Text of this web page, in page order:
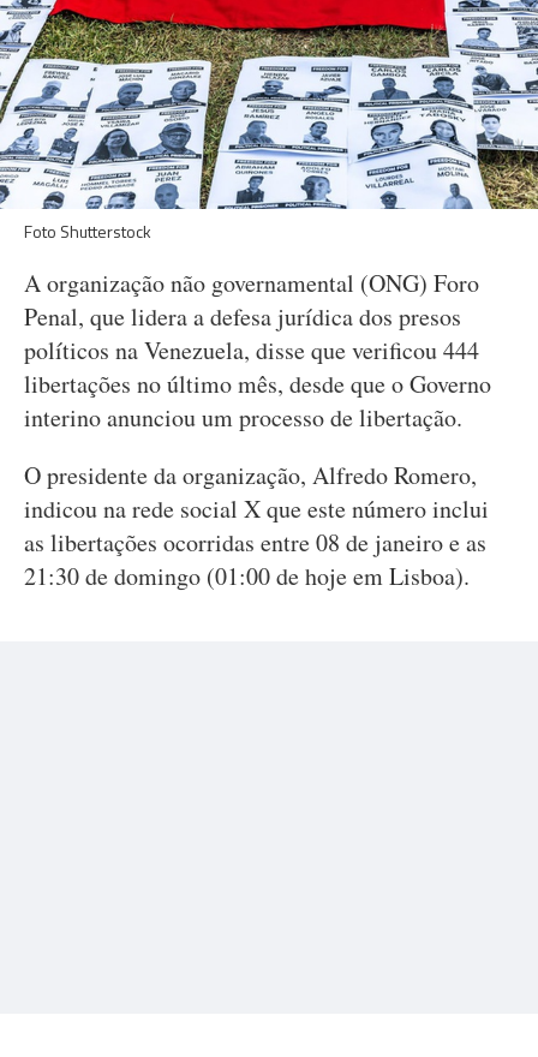
Foto Shutterstock
A organização não governamental (ONG) Foro
Penal, que lidera a defesa jurídica dos presos
políticos na Venezuela, disse que verificou 444
libertações no último mês, desde que o Governo
interino anunciou um processo de libertação.
O presidente da organização, Alfredo Romero,
indicou na rede social X que este número inclui
as libertações ocorridas entre 08 de janeiro e as
21:30 de domingo (01:00 de hoje em Lisboa).